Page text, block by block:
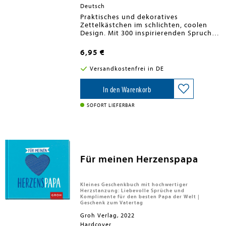
Deutsch
Praktisches und dekoratives
Zettelkästchen im schlichten, coolen
Design. Mit 300 inspirierenden Spruch-
es eine kleine Halterung für den Stift
(Stift nicht enthalten). Das perfekte
Männergeschenk!
6,95 €
Versandkostenfrei in DE
In den Warenkorb
SOFORT LIEFERBAR
Für meinen Herzenspapa
Kleines Geschenkbuch mit hochwertiger
Herzstanzung: Liebevolle Sprüche und
Komplimente für den besten Papa der Welt |
Geschenk zum Vatertag
Groh Verlag, 2022
Hardcover